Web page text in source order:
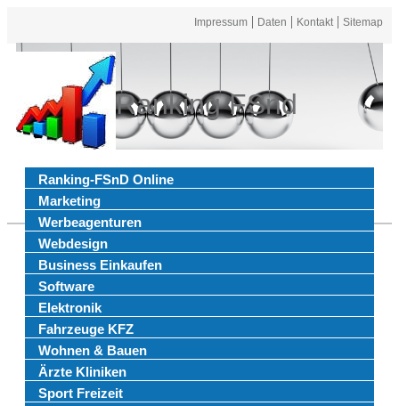
Impressum Daten Kontakt Sitemap
Ranking FSnd
Ranking-FSnD Online
Marketing
Werbeagenturen
Webdesign
Business Einkaufen
Software
Elektronik
Fahrzeuge KFZ
Wohnen & Bauen
Ärzte Kliniken
Sport Freizeit